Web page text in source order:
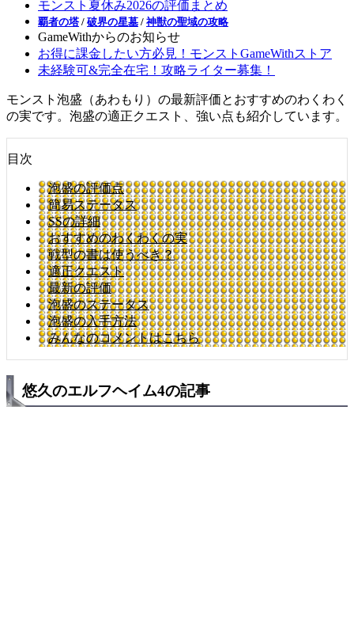
モンスト夏休み2026の評価まとめ
覇者の塔 / 破界の星墓 / 神獣の聖域の攻略
GameWithからのお知らせ
お得に課金したい方必見！モンストGameWithストア
未経験可&完全在宅！攻略ライター募集！
モンスト泡盛（あわもり）の最新評価とおすすめのわくわく
の実です。泡盛の適正クエスト、強い点も紹介しています。
目次
泡盛の評価点
簡易ステータス
SSの詳細
おすすめのわくわくの実
戦型の書は使うべき？
適正クエスト
最新の評価
泡盛のステータス
泡盛の入手方法
みんなのコメントはこちら
悠久のエルフヘイム4の記事